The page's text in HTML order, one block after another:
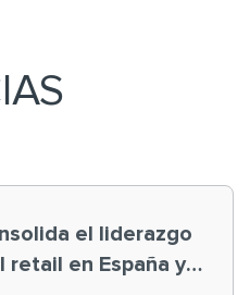
el liderazgo
retail en España y